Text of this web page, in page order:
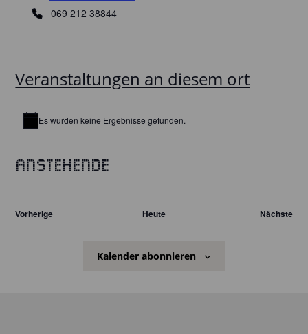
Telefon069 212 38844
Veranstaltungen an diesem ort
Hinweis
Es wurden keine Ergebnisse gefunden.
Anstehende
wählen.
VorherigeVeranstaltungen Heute
Nächste
Kalender abonnieren